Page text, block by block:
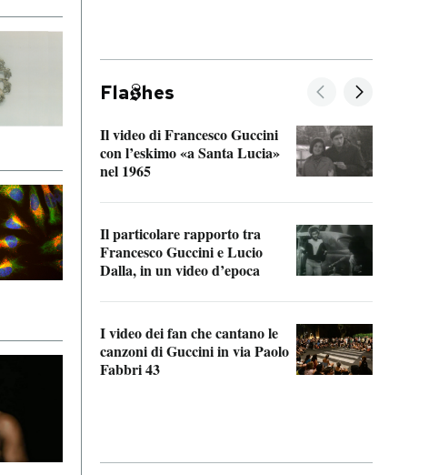
Fla hes
Il video di Francesco Guccini
con l’eskimo «a Santa Lucia»
nel 1965
Il particolare rapporto tra
Francesco Guccini e Lucio
Dalla, in un video d’epoca
I video dei fan che cantano le
canzoni di Guccini in via Paolo
Fabbri 43